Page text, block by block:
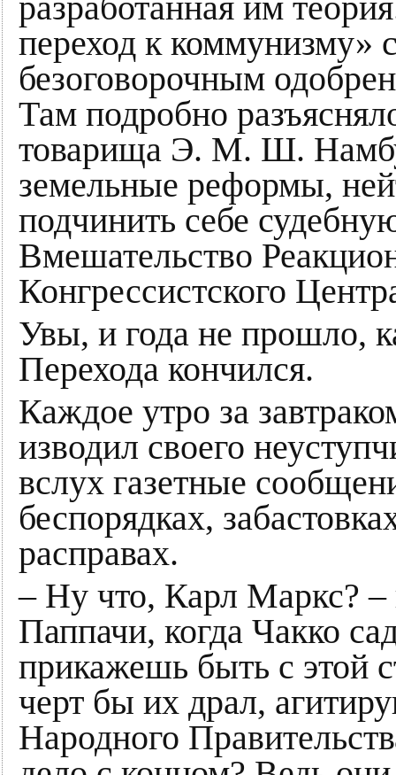
переход к
безоговорочным
Там подробно
товарища Э. М. Ш.
земельные реформы,
подчинить себе
Вмешательство
Конгрессистского
Увы, и года не прошло,
Перехода кончился.
Каждое утро за
изводил своего
вслух газетные
беспорядках,
расправах.
– Ну что, Карл Маркс? –
Паппачи, когда Чакко
прикажешь быть с этой
черт бы их драл,
Народного